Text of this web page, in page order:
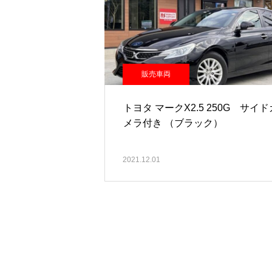
販売車両
トヨタ マークX2.5 250G サイド
メラ付き （ブラック）
2021.12.01